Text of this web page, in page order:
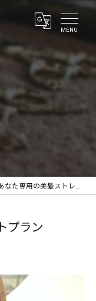
なた専用の美髪ストレートプラン
プラン